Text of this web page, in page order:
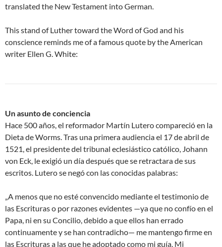
translated the New Testament into German.
This stand of Luther toward the Word of God and his
conscience reminds me of a famous quote by the American
writer Ellen G. White:
Un asunto de conciencia
Hace 500 años, el reformador Martín Lutero compareció en la
Dieta de Worms. Tras una primera audiencia el 17 de abril de
1521, el presidente del tribunal eclesiástico católico, Johann
von Eck, le exigió un día después que se retractara de sus
escritos. Lutero se negó con las conocidas palabras:
„A menos que no esté convencido mediante el testimonio de
las Escrituras o por razones evidentes —ya que no confío en el
Papa, ni en su Concilio, debido a que ellos han errado
continuamente y se han contradicho— me mantengo firme en
las Escrituras a las que he adoptado como mi guía. Mi